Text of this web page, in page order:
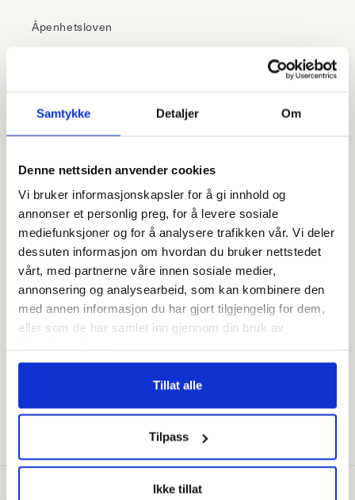
Samtykke Detaljer Om
Denne nettsiden anvender cookies
Vi bruker informasjonskapsler for å gi innhold og
annonser et personlig preg, for å levere sosiale
mediefunksjoner og for å analysere trafikken vår. Vi deler
dessuten informasjon om hvordan du bruker nettstedet
vårt, med partnerne våre innen sosiale medier,
annonsering og analysearbeid, som kan kombinere den
med annen informasjon du har gjort tilgjengelig for dem,
eller som de har samlet inn gjennom din bruk av
Tillat alle
Tilpass
Ikke tillat
Åpenhetsloven
Klikk & hent
Frakt fra 99,-
Fri retur i butikk
Rask levering– 1-5 virkedager
Meld deg på vårt nyhetsbrev!
E-post
Vipps
Betalingsmåter